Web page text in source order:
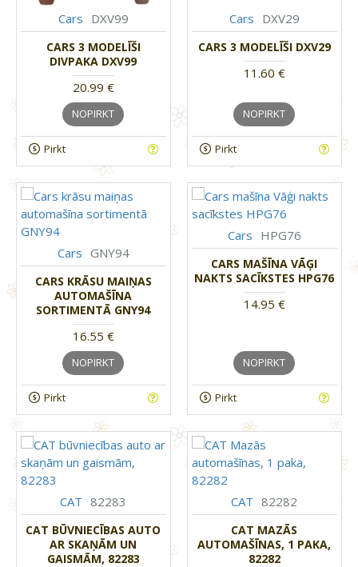
Cars DXV99
CARS 3 MODELĪŠI
DIVPAKA DXV99
20.99 €
NOPIRKT
Pirkt
Cars DXV29
CARS 3 MODELĪŠI DXV29
11.60 €
NOPIRKT
Pirkt
Cars GNY94
CARS KRĀSU MAIŅAS
AUTOMAŠĪNA
SORTIMENTĀ GNY94
16.55 €
NOPIRKT
Pirkt
Cars HPG76
CARS MAŠĪNA VĀĢI
NAKTS SACĪKSTES HPG76
14.95 €
NOPIRKT
Pirkt
CAT 82283
CAT BŪVNIECĪBAS AUTO
AR SKAŅĀM UN
GAISMĀM, 82283
CAT 82282
CAT MAZĀS
AUTOMAŠĪNAS, 1 PAKA,
82282